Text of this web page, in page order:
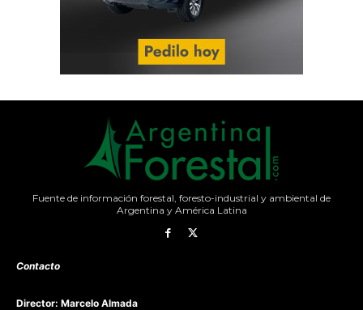
Fuente de información forestal, foresto-industrial y ambiental de
Argentina y América Latina
Contacto
Director: Marcelo Almada